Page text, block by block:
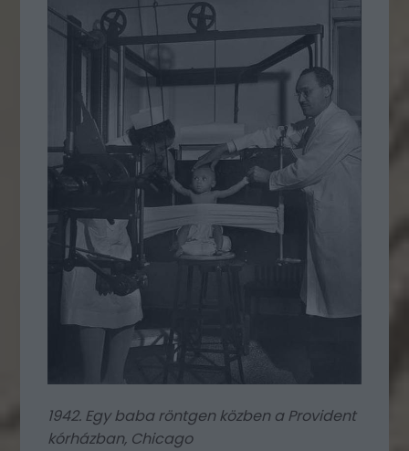
1942. Egy baba röntgen közben a Provident
kórházban, Chicago